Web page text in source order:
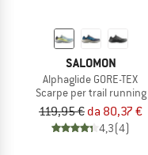
SALOMON
Alphaglide GORE-TEX
Scarpe per trail running
119,95 € da 80,37 €
4,3(4)